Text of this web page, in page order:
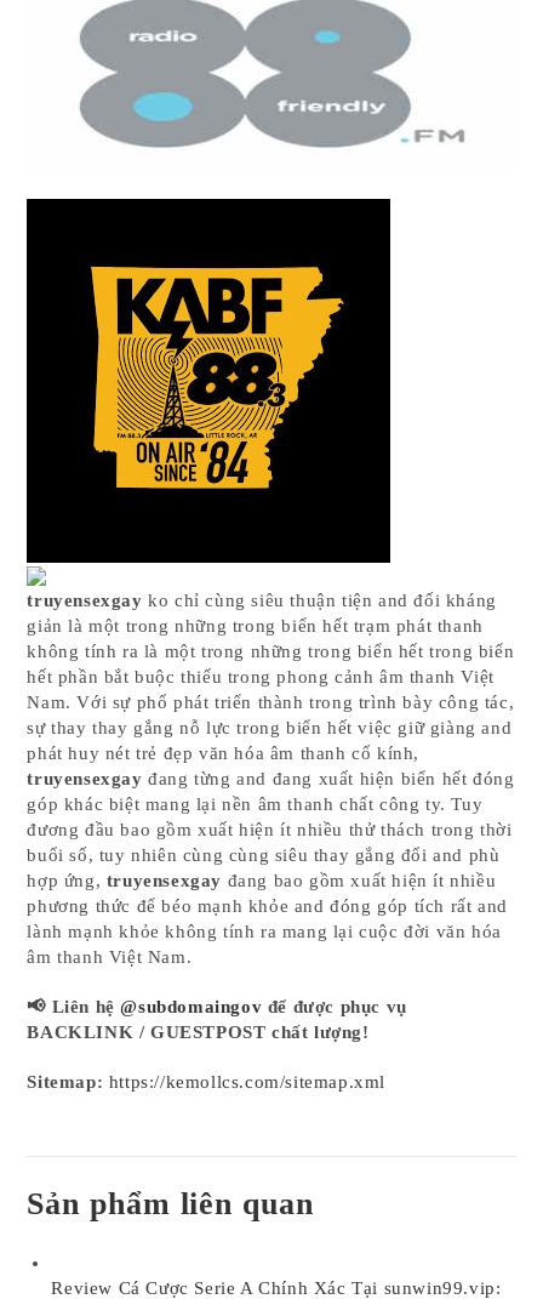
truyensexgay ko chỉ cùng siêu thuận tiện and đối kháng
giản là một trong những trong biển hết trạm phát thanh
không tính ra là một trong những trong biển hết trong biển
hết phần bắt buộc thiếu trong phong cảnh âm thanh Việt
Nam. Với sự phổ phát triển thành trong trình bày công tác,
sự thay thay gắng nỗ lực trong biển hết việc giữ giàng and
phát huy nét trẻ đẹp văn hóa âm thanh cổ kính,
truyensexgay đang từng and đang xuất hiện biển hết đóng
góp khác biệt mang lại nền âm thanh chất công ty. Tuy
đương đầu bao gồm xuất hiện ít nhiều thử thách trong thời
buổi số, tuy nhiên cùng cùng siêu thay gắng đổi and phù
hợp ứng, truyensexgay đang bao gồm xuất hiện ít nhiều
phương thức để béo mạnh khỏe and đóng góp tích rất and
lành mạnh khỏe không tính ra mang lại cuộc đời văn hóa
âm thanh Việt Nam.
📢 Liên hệ@subdomaingov để được phục vụ
BACKLINK / GUESTPOST chất lượng!
Sitemap: https://kemollcs.com/sitemap.xml
Sản phẩm liên quan
Review Cá Cược Serie A Chính Xác Tại sunwin99.vip: